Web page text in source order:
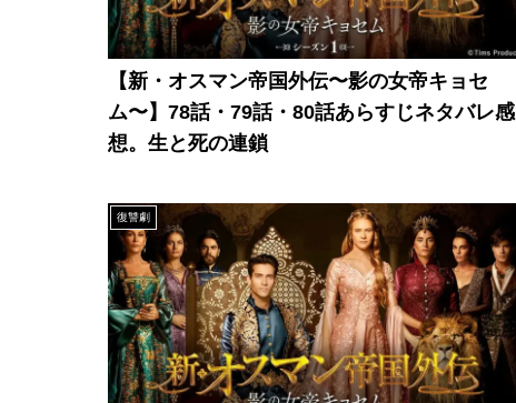
【新・オスマン帝国外伝〜影の女帝キョセ
ム〜】78話・79話・80話あらすじネタバレ感
想。生と死の連鎖
復讐劇